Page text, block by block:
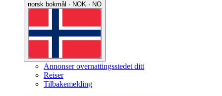
norsk bokmål · NOK · NO
Annonser overnattingsstedet ditt
Reiser
Tilbakemelding